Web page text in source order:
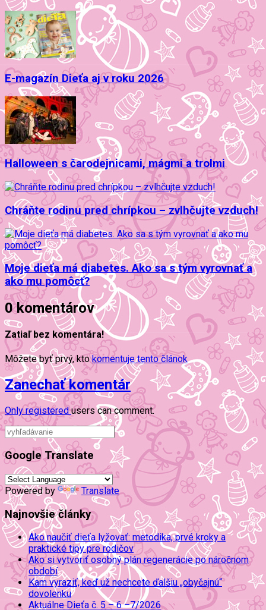
E-magazín Dieťa aj v roku 2026
Halloween s čarodejnicami, mágmi a trolmi
Chráňte rodinu pred chrípkou – zvlhčujte vzduch!
Moje dieťa má diabetes. Ako sa s tým vyrovnať a
ako mu pomôcť?
0 komentárov
Zatiaľ bez komentára!
Môžete byť prvý, ktokomentuje tento článok
Zanechať komentár
Onlyregisteredusers can comment.
Google Translate
Powered by Translate
Najnovšie články
Ako naučiť dieťa lyžovať: metodika, prvé kroky a
praktické tipy pre rodičov
Ako si vytvoriť osobný plán regenerácie po náročnom
období
Kam vyraziť, keď už nechcete ďalšiu „obyčajnú“
dovolenku
Aktuálne Dieťa č. 5 – 6 –7/2026